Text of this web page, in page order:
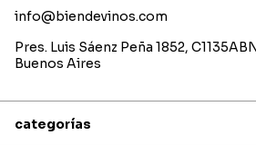
info@biendevinos.com
Pres. Luis Sáenz Peña 1852,
Buenos Aires
categorías